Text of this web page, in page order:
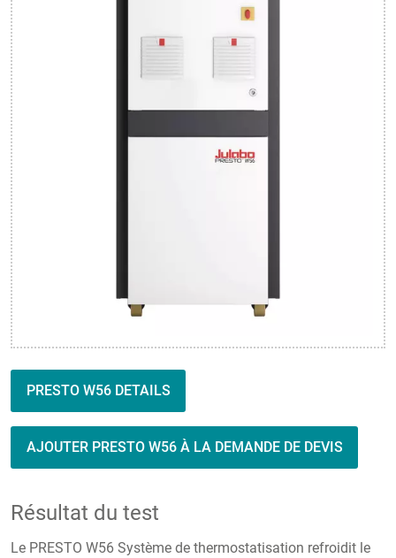
PRESTO W56 DETAILS
AJOUTER PRESTO W56 À LA DEMANDE DE DEVIS
Résultat du test
Le PRESTO W56 Système de thermostatisation refroidit le